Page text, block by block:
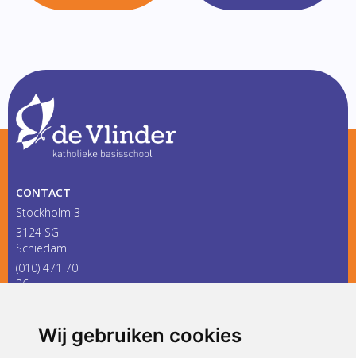
Wij gebruiken cookies
CONTACT
Stockholm 3
3124 SG
Schiedam
(010) 471 70
36
ONDERDEEL VAN